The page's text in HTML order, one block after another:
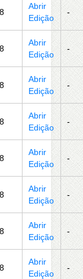
8
Abrir
Edição
-
8
Abrir
Edição
-
8
Abrir
Edição
-
8
Abrir
Edição
-
8
Abrir
Edição
-
8
Abrir
Edição
-
8
Abrir
Edição
-
8
Abrir
Edição
-